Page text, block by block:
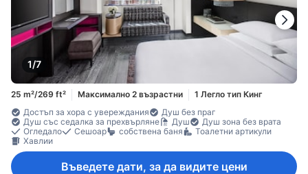
1/7
25 m²/269 ft² Максимално 2 възрастни
1 Легло тип Кинг
Достъп за хора с увереждания
Душ без праг
Душ със седалка за прехвърляне
Душ
Душ зона без врата
Огледало
Сешоар собствена баня
Тоалетни артикули
Хавлии
Въведете дати, за да видите цени